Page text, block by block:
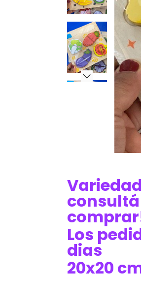
Los
dias
20x20